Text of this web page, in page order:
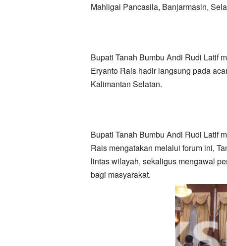
Mahligai Pancasila, Banjarmasin,
Bupati Tanah Bumbu Andi Rudi Latif
Eryanto Rais hadir langsung pada
Kalimantan Selatan.
Bupati Tanah Bumbu Andi Rudi Latif
Rais mengatakan melalui forum ini,
lintas wilayah, sekaligus mengawal
bagi masyarakat.